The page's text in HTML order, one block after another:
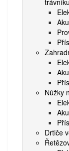
Nůžky
Drtiče